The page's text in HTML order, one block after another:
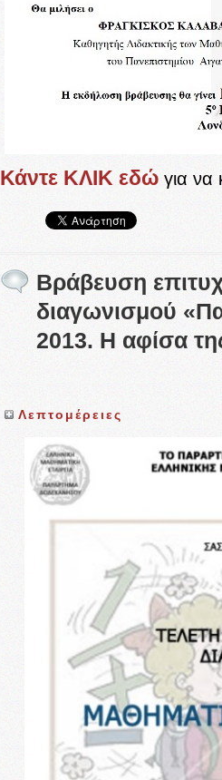
Κάντε ΚΛΙΚ εδώ για να
Βράβευση
διαγωνισμού
2013. Η αφίσα
Λεπτομέρειες